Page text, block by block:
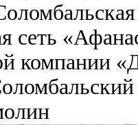
сеть
компании